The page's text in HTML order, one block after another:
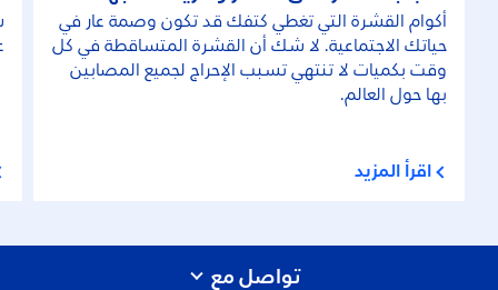
أكوام القشرة التي تغطي كتفك قد تكون وصمة عار في
حياتك الاجتماعية. لا شك أن القشرة المتساقطة في كل
وقت بكميات لا تنتهي تسبب الإحراج لجميع المصابين
بها حول العالم.
اقرأ المزيد
تواصل مع